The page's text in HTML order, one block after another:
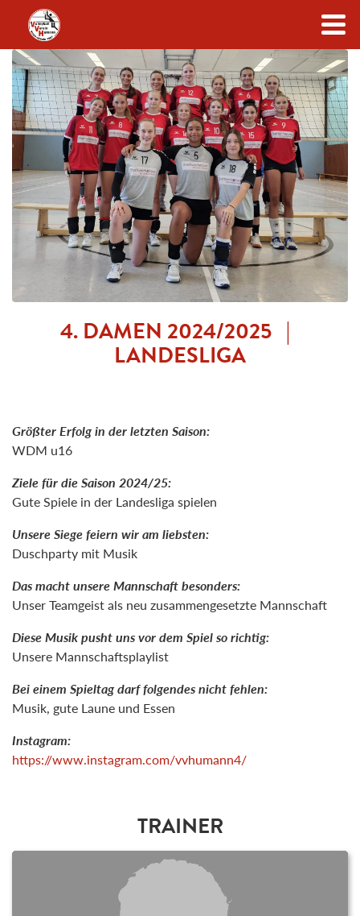
Zum Inhalt
4. DAMEN 2024/2025 |
LANDESLIGA
Größter Erfolg in der letzten Saison:
WDM u16
Ziele für die Saison 2024/25:
Gute Spiele in der Landesliga spielen
Unsere Siege feiern wir am liebsten:
Duschparty mit Musik
Das macht unsere Mannschaft besonders:
Unser Teamgeist als neu zusammengesetzte Mannschaft
Diese Musik pusht uns vor dem Spiel so richtig:
Unsere Mannschaftsplaylist
Bei einem Spieltag darf folgendes nicht fehlen:
Musik, gute Laune und Essen
Instagram:
https://www.instagram.com/vvhumann4/
TRAINER